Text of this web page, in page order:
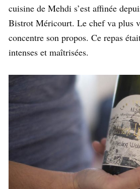
cuisine de Mehdi s’est affinée
Bistrot Méricourt. Le chef va plus
concentre son propos. Ce repas
intenses et maîtrisées.